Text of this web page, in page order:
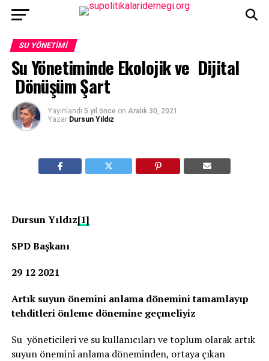
SU YÖNETIMI
Su Yönetiminde Ekolojik ve Dijital
Dönüşüm Şart
Yayınlandı 5 yıl önce on Aralık 30, 2021
Yazar Dursun Yıldız
Dursun Yıldız[1]
SPD Başkanı
29 12 2021
Artık suyun önemini anlama dönemini tamamlayıp
tehditleri önleme dönemine geçmeliyiz
Su yöneticileri ve su kullanıcıları ve toplum olarak artık
suyun önemini anlama döneminden, ortaya çıkan